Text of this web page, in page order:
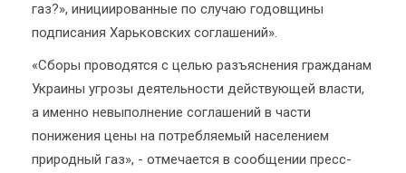
газ?», инициированные по случаю годовщины
подписания Харьковских соглашений».
«Сборы проводятся с целью разъяснения гражданам
Украины угрозы деятельности действующей власти,
а именно невыполнение соглашений в части
понижения цены на потребляемый населением
природный газ», - отмечается в сообщении пресс-